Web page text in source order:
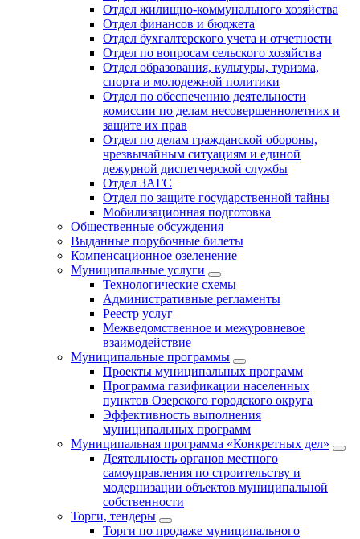
Отдел жилищно-коммунального хозяйства
Отдел финансов и бюджета
Отдел бухгалтерского учета и отчетности
Отдел по вопросам сельского хозяйства
Отдел образования, культуры, туризма,
спорта и молодежной политики
Отдел по обеспечению деятельности
комиссии по делам несовершеннолетних и
защите их прав
Отдел по делам гражданской обороны,
чрезвычайным ситуациям и единой
дежурной диспетчерской службы
Отдел ЗАГС
Отдел по защите государственной тайны
Мобилизационная подготовка
Общественные обсуждения
Выданные порубочные билеты
Компенсационное озеленение
Муниципальные услуги
Технологические схемы
Административные регламенты
Реестр услуг
Межведомственное и межуровневое
взаимодействие
Муниципальные программы
Проекты муниципальных программ
Программа газификации населенных
пунктов Озерского городского округа
Эффективность выполнения
муниципальных программ
Муниципальная программа «Конкретных дел»
Деятельность органов местного
самоуправления по строительству и
модернизации объектов муниципальной
собственности
Торги, тендеры
Торги по продаже муниципального